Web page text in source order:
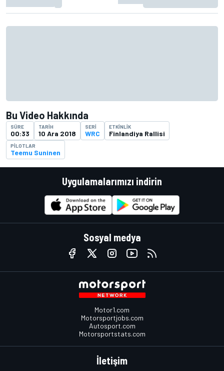
Bu Video Hakkında
SÜRE
00:33
TARIH
10 Ara 2018
SERI
WRC
ETKINLIK
Finlandiya Rallisi
PILOTLAR
Teemu Suninen
Uygulamalarımızı indirin
Sosyal medya
Motor1.com
Motorsportjobs.com
Autosport.com
Motorsportstats.com
İletişim